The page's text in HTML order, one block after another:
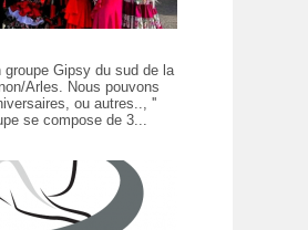
Gipsy du sud de la
Arles. Nous pouvons
ou autres.., ''
se compose de 3...